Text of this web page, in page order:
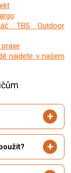
TBS Outdoor
najdete v našem